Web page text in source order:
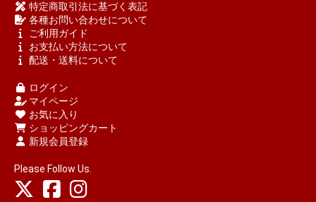
特定商取引法に基づく表記
各種お問い合わせについて
ご利用ガイド
お支払い方法について
配送・送料について
ログイン
マイページ
お気に入り
ショッピングカート
新規会員登録
Please Follow Us.